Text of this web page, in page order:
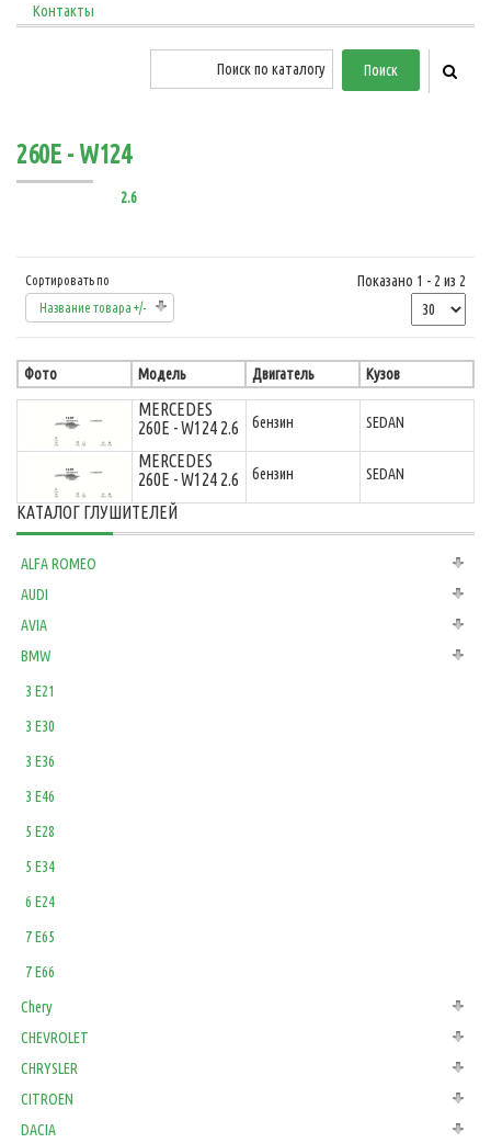
Контакты
260E - W124
2.6
Сортировать по
Название товара +/-
Показано 1 - 2 из 2
Фото Модель Двигатель Кузов
MERCEDES
260E - W124 2.6
бензин SEDAN
MERCEDES
260E - W124 2.6
бензин SEDAN
КАТАЛОГ ГЛУШИТЕЛЕЙ
ALFA ROMEO
AUDI
AVIA
BMW
3 E21
3 E30
3 E36
3 E46
5 E28
5 E34
6 E24
7 E65
7 E66
Chery
CHEVROLET
CHRYSLER
CITROEN
DACIA